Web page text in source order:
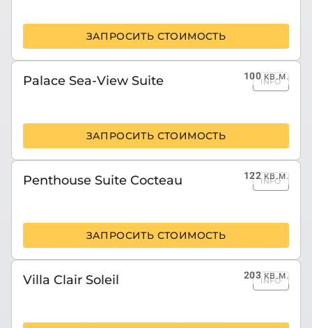
ЗАПРОСИТЬ СТОИМОСТЬ
100кв.м.
Palace Sea-View Suite INFO
ЗАПРОСИТЬ СТОИМОСТЬ
122кв.м.
Penthouse Suite Cocteau INFO
ЗАПРОСИТЬ СТОИМОСТЬ
203кв.м.
Villa Clair Soleil INFO